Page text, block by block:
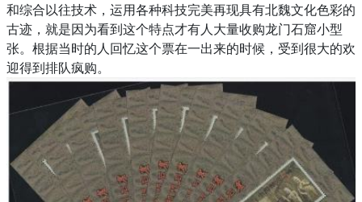
和综合以往技术，运用各种科技完美再现具有北魏文化色彩的
古迹，就是因为看到这个特点才有人大量收购龙门石窟小型
张。根据当时的人回忆这个票在一出来的时候，受到很大的欢
迎得到排队疯购。